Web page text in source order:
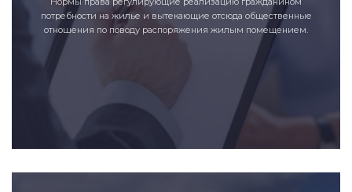
потребности на жилье и вытекающие отсюда общественные
отношения по поводу распоряжения жилым помещением.